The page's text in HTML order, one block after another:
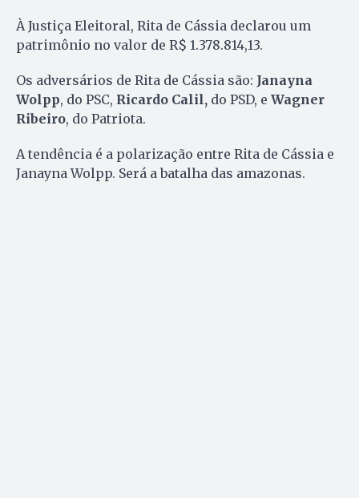
À Justiça Eleitoral, Rita de Cássia declarou um
patrimônio no valor de R$ 1.378.814,13.
Os adversários de Rita de Cássia são: Janayna
Wolpp, do PSC, Ricardo Calil, do PSD, e Wagner
Ribeiro, do Patriota.
A tendência é a polarização entre Rita de Cássia e
Janayna Wolpp. Será a batalha das amazonas.